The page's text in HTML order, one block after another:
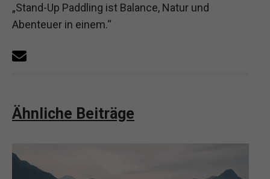
„Stand-Up Paddling ist Balance, Natur und
Abenteuer in einem.“
Ähnliche Beiträge